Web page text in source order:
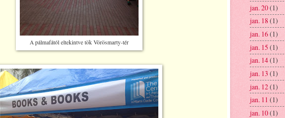
A pálmafától eltekintve tök Vörösmarty-tér
jan. 20(1)
jan. 18(1)
jan. 16(1)
jan. 15 (1)
jan. 14(1)
jan. 13 (1)
jan. 12(1)
jan. 11 (1)
jan. 10(1)